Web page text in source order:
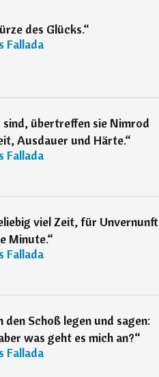
des Glücks.“
Fallada
sind, übertreffen sie Nimrod
Ausdauer und Härte.“
Fallada
viel Zeit, für Unvernunft
Minute.“
Fallada
Schoß legen und sagen:
was geht es mich an?“
Fallada